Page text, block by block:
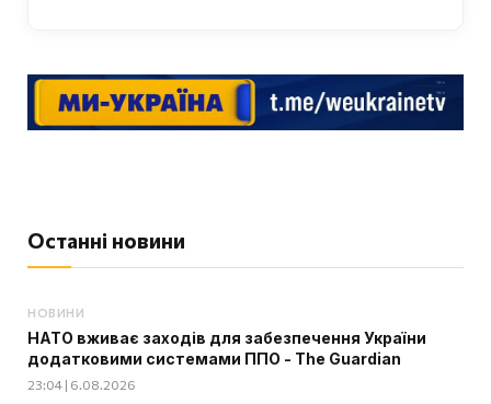
Останні новини
НОВИНИ
НАТО вживає заходів для забезпечення України
додатковими системами ППО - The Guardian
23:04 | 6.08.2026